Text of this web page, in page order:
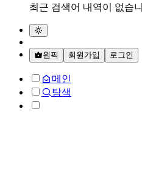
최근 검색어 내역이 없습
원픽 회원가입 로그인
메인
탐색